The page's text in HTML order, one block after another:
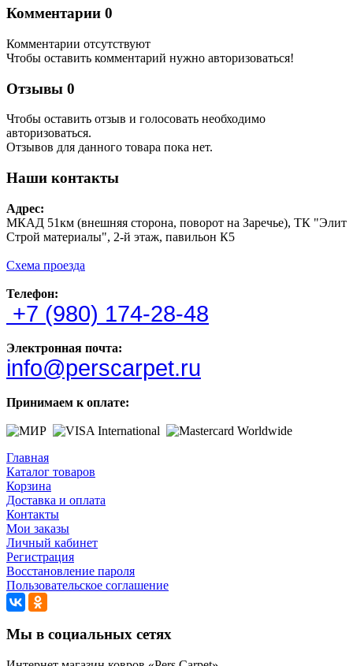
Комментарии 0
Комментарии отсутствуют
Чтобы оставить комментарий нужно авторизоваться!
Отзывы 0
Чтобы оcтавить отзыв и голосовать необходимо
авторизоваться.
Отзывов для данного товара пока нет.
Наши контакты
Адрес:
МКАД 51км (внешняя сторона, поворот на Заречье), ТК "Элит
Строй материалы", 2-й этаж, павильон К5
Схема проезда
Телефон:
+7 (980) 174-28-48
Электронная почта:
info@perscarpet.ru
Принимаем к оплате:
Главная
Каталог товаров
Корзина
Доставка и оплата
Контакты
Мои заказы
Личный кабинет
Регистрация
Восстановление пароля
Пользовательское соглашение
Мы в социальных сетях